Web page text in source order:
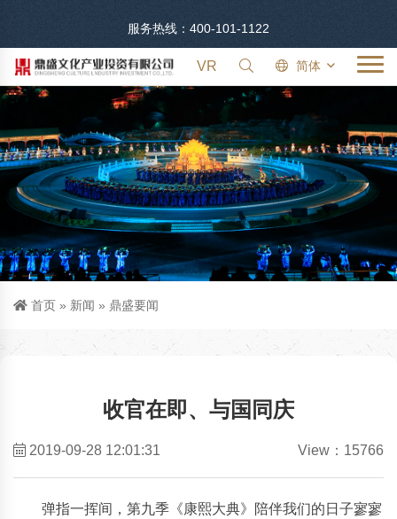
服务热线：400-101-1122
VR 简体
首页 » 新闻 » 鼎盛要闻
收官在即、与国同庆
View：15766
2019-09-28 12:01:31
弹指一挥间，第九季《康熙大典》陪伴我们的日子寥寥